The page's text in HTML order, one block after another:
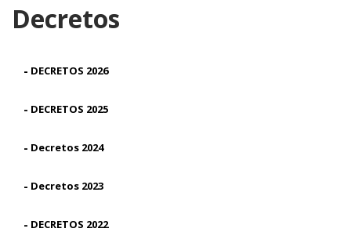
Decretos
- DECRETOS 2026
- DECRETOS 2025
- Decretos 2024
- Decretos 2023
- DECRETOS 2022